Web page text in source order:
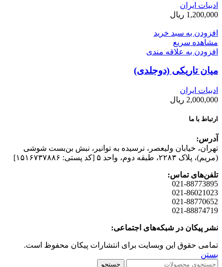
ادبیات ایران
1,200,000 ریال
افزودن به سبد خرید
مشاهده سریع
افزودن به علاقه مندی
میان تاریکی (دوجلدی)
ادبیات ایران
2,000,000 ریال
ارتباط با ما
آدرس:
تهران، خیابان وليعصر، نرسيده به توانير، نبش بن‌بست شوشی
(مريم)، پلاک ۲۲۸۳، طبقه دوم، واحد ۵ [کد پستی: ۱۵۱۶۷۳۷۸۸۶]
تلفن‌های تماس:
021-88773895
021-86021023
021-88770652
021-88874719
نشر پیکان در شبکه‌های اجتماعی:
تمامی حقوق این وبسایت برای انتشارات پیکان محفوظ است.
بستن
جستجو